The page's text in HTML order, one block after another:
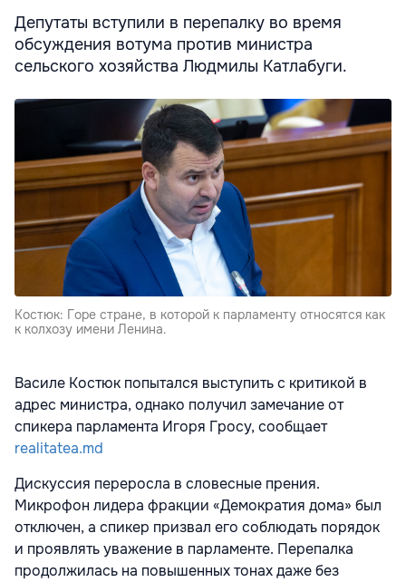
Депутаты вступили в перепалку во время
обсуждения вотума против министра
сельского хозяйства Людмилы Катлабуги.
Костюк: Горе стране, в которой к парламенту относятся как
к колхозу имени Ленина.
Василе Костюк попытался выступить с критикой в
адрес министра, однако получил замечание от
спикера парламента Игоря Гросу, сообщает
realitatea.md
Дискуссия переросла в словесные прения.
Микрофон лидера фракции «Демократия дома» был
отключен, а спикер призвал его соблюдать порядок
и проявлять уважение в парламенте. Перепалка
продолжилась на повышенных тонах даже без